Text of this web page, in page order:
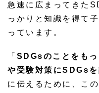
急速に広まってきた
っかりと知識を得て
っています。
「 SDGsのことをも
や受験対策にSDGsを
に伝えるために、こ